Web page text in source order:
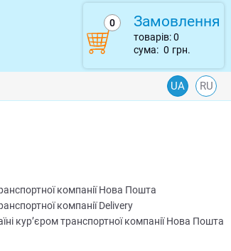
0 Замовлення
товарів:0
сума: 0 грн.
UA RU
компанії Нова Пошта
компанії Delivery
кур’єром транспортної компанії Нова Пошта